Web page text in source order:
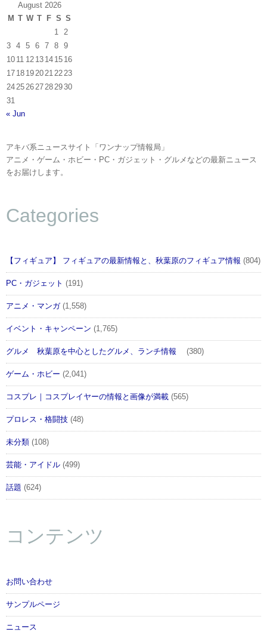
August 2026
M T W T F S S
1
2
3
4 5 6 7 8
9
10 11 12 13 14 15 16
17 18 19 20 21 22 23
24 25 26 27 28 2930
31
« Jun
アキバ系ニュースサイト「ワンナップ情報局」
アニメ・ゲーム・ホビー・PC・ガジェット・グルメなどの最新ニュース
をお届けします。
Categories
【フィギュア】 フィギュアの最新情報と、秋葉原のフィギュア情報 (804)
PC・ガジェット (191)
アニメ・マンガ(1,558)
イベント・キャンペーン (1,765)
グルメ 秋葉原を中心としたグルメ、ランチ情報 (380)
ゲーム・ホビー (2,041)
コスプレ｜コスプレイヤーの情報と画像が満載 (565)
プロレス・格闘技 (48)
未分類 (108)
芸能・アイドル (499)
話題 (624)
コンテンツ
お問い合わせ
サンプルページ
ニュース